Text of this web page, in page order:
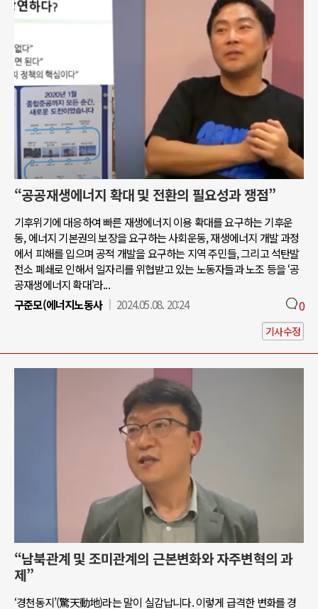
“공공재생에너지 확대 및 전환의 필요성과 쟁점”
기후위기에 대응하여 빠른 재생에너지 이용 확대를 요구하는 기후운
동, 에너지 기본권의 보장을 요구하는 사회운동, 재생에너지 개발 과정
에서 피해를 입으며 공적 개발을 요구하는 지역 주민들, 그리고 석탄발
전소 폐쇄로 인해서 일자리를 위협받고 있는 노동자들과 노조 등을 ‘공
공재생에너지 확대’라...
구준모(에너지노동사
2024.05.08. 20:24 0
기사수정
“남북관계 및 조미관계의 근본변화와 자주변혁의 과
제”
‘경천동지’(驚天動地)라는 말이 실감납니다. 이렇게 급격한 변화를 경